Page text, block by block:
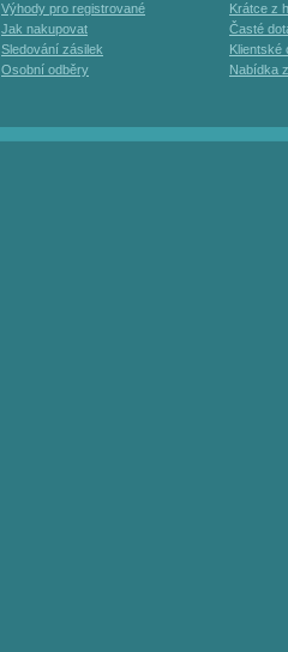
Výhody pro registrované
Jak nakupovat
Sledování zásilek
Osobní odběry
Krátce z
Časté
Klientské
Nabídka